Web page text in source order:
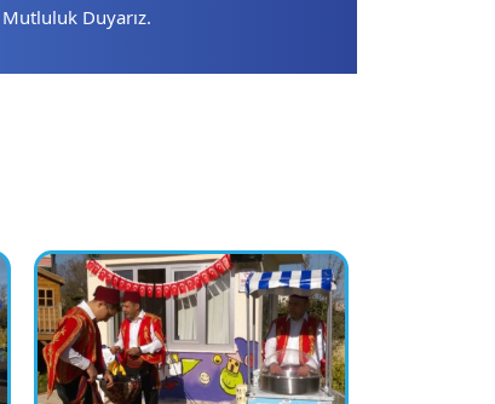
Duyarız.